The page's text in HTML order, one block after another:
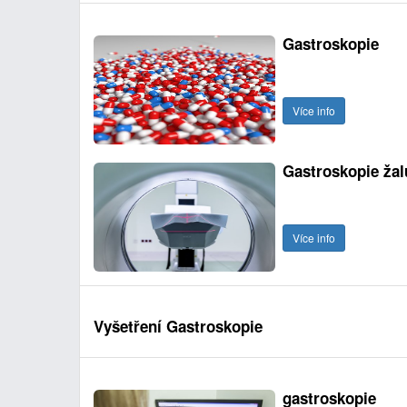
Gastroskopie
Více info
Gastroskopie
Více info
Vyšetření Gastroskopie
gastroskopie